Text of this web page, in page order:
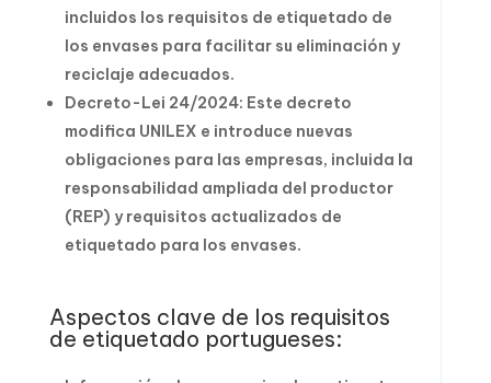
incluidos los requisitos de etiquetado de
los envases para facilitar su eliminación y
reciclaje adecuados.
Decreto-Lei 24/2024: Este decreto
modifica UNILEX e introduce nuevas
obligaciones para las empresas, incluida la
responsabilidad ampliada del productor
(REP) y requisitos actualizados de
etiquetado para los envases.
Aspectos clave de los requisitos
de etiquetado portugueses: